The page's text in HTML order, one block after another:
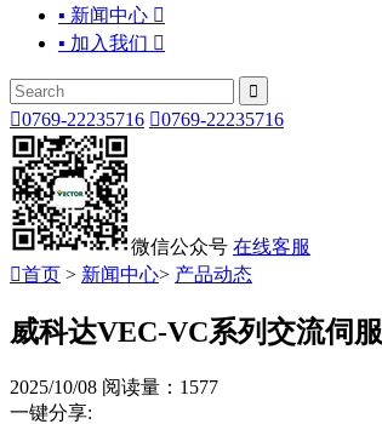
▪ 新闻中心 
▪ 加入我们 

0769-22235716 0769-22235716
微信公众号 在线客服
首页 > 新闻中心> 产品动态
威科达VEC-VC系列交流伺
2025/10/08 阅读量：1577
一键分享: